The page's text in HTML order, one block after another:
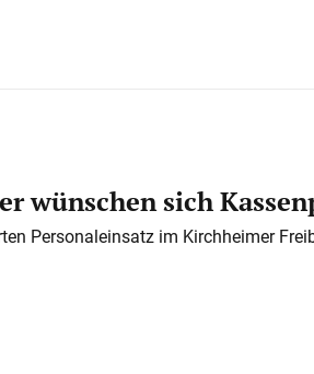
wünschen sich
Personaleinsatz im Kirchheimer